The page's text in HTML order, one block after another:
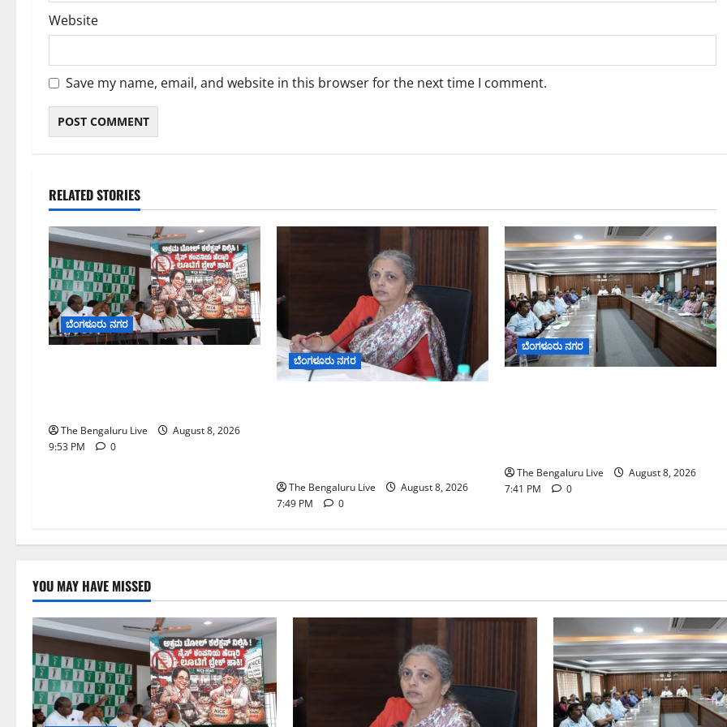
Website
Save my name, email, and website in this browser for the next time I comment.
RELATED STORIES
ಬೆಂಗಳೂರು ನಗರ
The Bengaluru Live
August 8, 2026
9:53 PM
0
ಬೆಂಗಳೂರು ನಗರ
The Bengaluru Live
August 8, 2026
7:49 PM
0
ಬೆಂಗಳೂರು ನಗರ
The Bengaluru Live
August 8, 2026
7:41 PM
0
YOU MAY HAVE MISSED